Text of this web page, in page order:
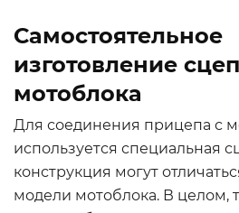
Самостоятельное
изготовление
мотоблока
Для соединения прицепа с
используется специальная
конструкция могут
модели мотоблока. В целом,